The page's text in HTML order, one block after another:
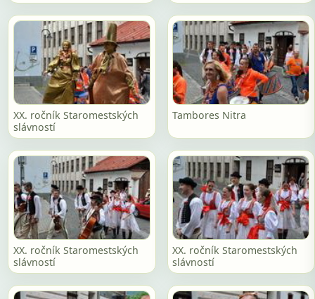
XX. ročník Staromestských
slávností
Tambores Nitra
XX. ročník Staromestských
slávností
XX. ročník Staromestských
slávností